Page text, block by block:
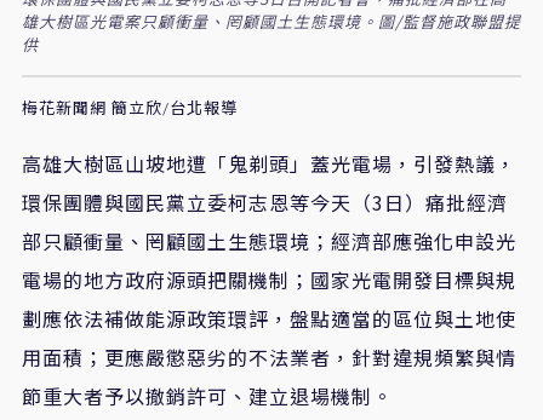
雄大樹區光電案只顧衝量、罔顧國土生態環境。圖/監督施政聯盟提
供
梅花新聞網 簡立欣/台北報導
高雄大樹區山坡地遭「鬼剃頭」蓋光電場，引發熱議，
環保團體與國民黨立委柯志恩等今天（3日）痛批經濟
部只顧衝量、罔顧國土生態環境；經濟部應強化申設光
電場的地方政府源頭把關機制；國家光電開發目標與規
劃應依法補做能源政策環評，盤點適當的區位與土地使
用面積；更應嚴懲惡劣的不法業者，針對違規頻繁與情
節重大者予以撤銷許可、建立退場機制。